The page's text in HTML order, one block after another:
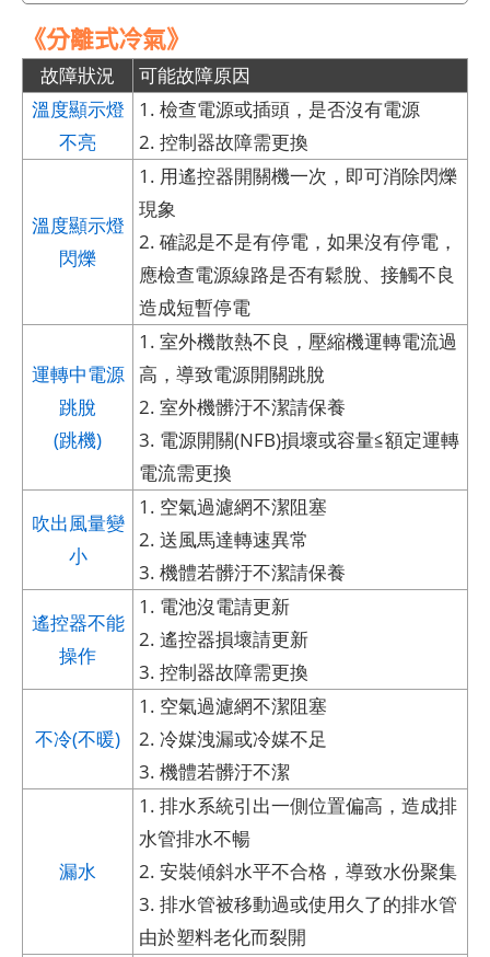
《分離式冷氣》
故障狀況
可能故障原因
溫度顯示燈
不亮
1. 檢查電源或插頭，是否沒有電源
2. 控制器故障需更換
溫度顯示燈
閃爍
1. 用遙控器開關機一次，即可消除閃爍
現象
2. 確認是不是有停電，如果沒有停電，
應檢查電源線路是否有鬆脫、接觸不良
造成短暫停電
運轉中電源
跳脫
(跳機)
1. 室外機散熱不良，壓縮機運轉電流過
高，導致電源開關跳脫
2. 室外機髒汙不潔請保養
3. 電源開關(NFB)損壞或容量≦額定運轉
電流需更換
吹出風量變
小
1. 空氣過濾網不潔阻塞
2. 送風馬達轉速異常
3. 機體若髒汙不潔請保養
遙控器不能
操作
1. 電池沒電請更新
2. 遙控器損壞請更新
3. 控制器故障需更換
不冷(不暖)
1. 空氣過濾網不潔阻塞
2. 冷媒洩漏或冷媒不足
3. 機體若髒汙不潔
漏水
1. 排水系統引出一側位置偏高，造成排
水管排水不暢
2. 安裝傾斜水平不合格，導致水份聚集
3. 排水管被移動過或使用久了的排水管
由於塑料老化而裂開